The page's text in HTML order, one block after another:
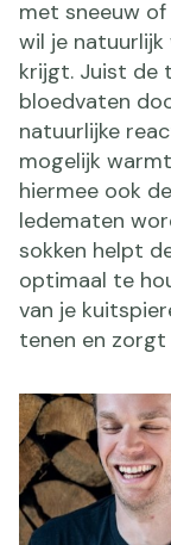
met sneeuw
wil je
krijgt. Juist de
bloedvaten
natuurlijke
mogelijk
hiermee ook
ledematen
sokken helpt
optimaal te
van je
tenen en